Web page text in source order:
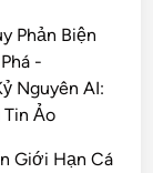
Phản Biện
-
Nguyên AI:
Tin Ảo
Giới Hạn Cá